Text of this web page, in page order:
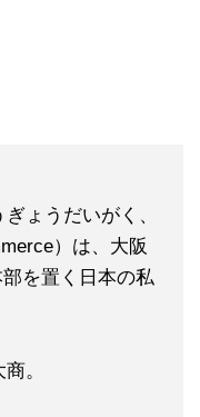
ょうだいがく、
）は、大阪
を置く日本の私
。